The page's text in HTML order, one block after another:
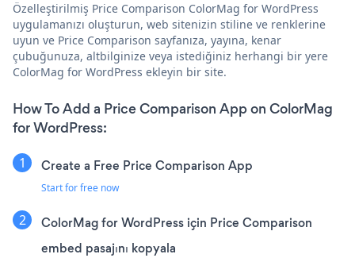
Özelleştirilmiş Price Comparison ColorMag for WordPress
uygulamanızı oluşturun, web sitenizin stiline ve renklerine
uyun ve Price Comparison sayfanıza, yayına, kenar
çubuğunuza, altbilginize veya istediğiniz herhangi bir yere
ColorMag for WordPress ekleyin bir site.
How To Add a Price Comparison App on ColorMag
for WordPress:
Create a Free Price Comparison App
Start for free now
ColorMag for WordPress için Price Comparison
embed pasajını kopyala